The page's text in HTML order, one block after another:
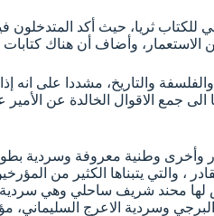
إطار فعاليات البرنامج الثقافي والادبي للطبعة الـ 28
الاستعمار، وأضاف أن هناك
والتاريخ، مشددا على انه إذا
جمع الاقوال الخالدة عن الأمير
وأخرى وطنية معروفة وسردية
، والتي يتبناها الكثير من
لها محند شريف ساحلي وهي
وسردية الاعرج